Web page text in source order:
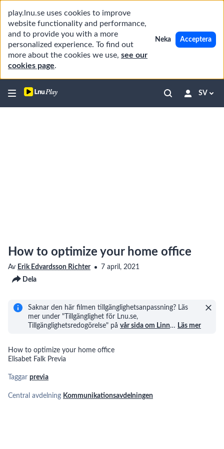
play.lnu.se uses cookies to improve
website functionality and performance,
and to provide you with a more
personalized experience. To find out
more about the cookies we use, see our
cookies page.
Neka Acceptera
SV
How to optimize your home office
Av Erik Edvardsson Richter
7 april, 2021
Dela
Saknar den här filmen tillgänglighetsanpassning? Läs
mer under "Tillgänglighet för Lnu.se,
Tillgänglighetsredogörelse" på vår sida om Linn… Läs mer
How to optimize your home office
Elisabet Falk Previa
Taggar previa
Central avdelning Kommunikationsavdelningen